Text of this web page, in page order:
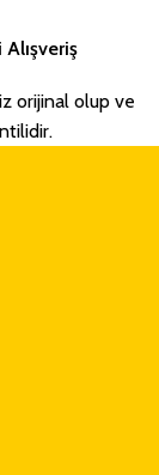
orijinal olup ve